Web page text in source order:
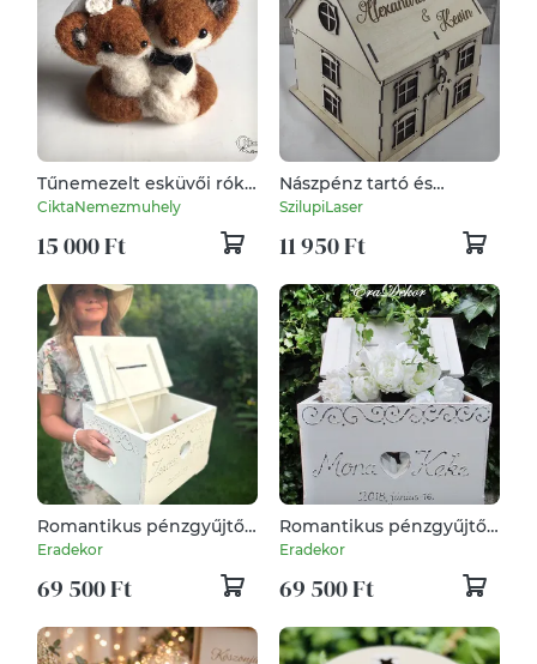
Tűnemezelt esküvői róka
pár
CiktaNemezmuhely
15 000 Ft
Nászpénz tartó és
Nászajándék gyűjtő
házikó
SzilupiLaser
11 950 Ft
Romantikus pénzgyűjtő
láda esküvőre
Eradekor
69 500 Ft
Romantikus pénzgyűjtő
láda esküvőre
Eradekor
69 500 Ft